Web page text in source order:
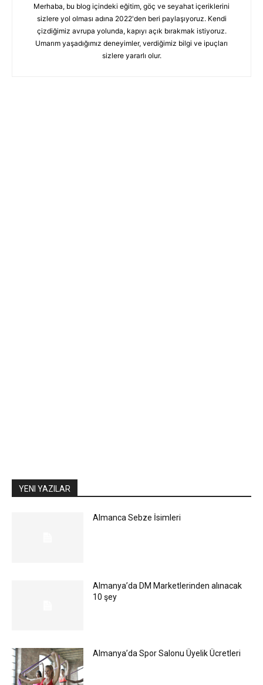
Merhaba, bu blog içindeki eğitim, göç ve seyahat içeriklerini
sizlere yol olması adına 2022'den beri paylaşıyoruz. Kendi
çizdiğimiz avrupa yolunda, kapıyı açık bırakmak istiyoruz.
Umarım yaşadığımız deneyimler, verdiğimiz bilgi ve ipuçları
sizlere yararlı olur.
YENI YAZILAR
Almanca Sebze İsimleri
Almanya’da DM Marketlerinden alınacak
10 şey
Almanya’da Spor Salonu Üyelik Ücretleri